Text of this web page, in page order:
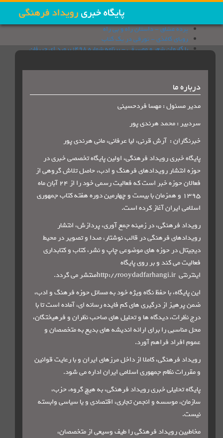
پرده عشاق - داستان راه و بی راه
رویای کاغذی - تورقی در یک کتاب
با کاروان شعر و موسیقی - برنامه شماره 498؛ بروید ای حریفان
سیم و زر- شیر و عقاب؛ تاریخ رابطه ایران و آمریکا
مادام بوآری
رویای کاغذی- دریچه
بوطیقا - نقد فیلمنامه تومان
درباره ما
مدیر مسئول : مهسا فردحسینی
سردبیر : محمد هرندی پور
خبرنگاران : آرش قرنی، لیا عرفانی، مانی هرندی پور
پایگاه خبری رویداد فرهنگی، اولین پایگاه تخصصی خبری در
حوزه انتشار رویدادهای فرهنگ و ادب، حاصل تلاش گروهی از
فعالان حوزه خبر است که فعالیت رسمی خود را از 24 آبان ماه
1395 و همزمان با بیست و چهارمین دوره هفته کتاب جمهوری
اسلامی ایران آغاز کرده است.
رویداد فرهنگی، در زمینه جمع آوری، پردازش، انتشار
رویدادهای فرهنگی در قالب نوشتار، صدا و تصویر در محیط
دیجیتال در حوزه های موضوعی چاپ و نشر، کتاب و کتابداری
فعالیت می کند و بر روی پایگاه
اینترنتی http://rooydadfarhangi.irمنتشر می گردد.
این پایگاه، با حفظ نگاه ویژه خود به مسائل حوزه فرهنگ و ادب،
ضمن پرهیز از درگیری های کم فایده رسانه ای، آماده است تا با
درج نظرات، دیدگاه ها و تحلیل های صاحب نظران و فرهیختگان،
محل مناسبی را برای ارائه اندیشه های بدیع به متخصصان و
عموم افراد فراهم آورد.
رویداد فرهنگی، کاملا از داخل مرزهای ایران و با رعایت قوانین
و مقررات نظام جمهوری اسلامی ایران اداره می شود.
پایگاه تحلیلی خبری رویداد فرهنگی، به هیچ گروه، حزب،
سازمان، موسسه و انجمن تجاری، اقتصادی و یا سیاسی وابسته
نیست.
مخاطبین رویداد فرهنگی را طیف وسیعی از متخصصان،